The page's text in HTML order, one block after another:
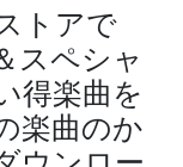
トアで
スペシャ
得楽曲を
楽曲のか